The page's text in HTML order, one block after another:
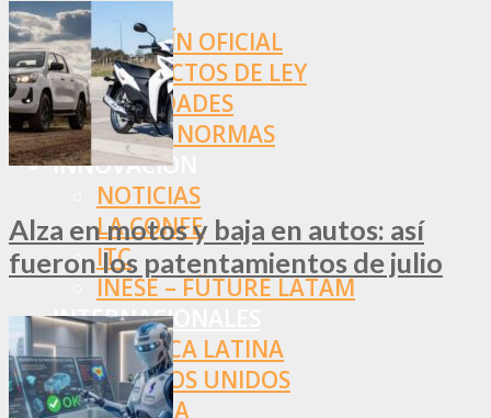
SRT
BOLETÍN OFICIAL
PROYECTOS DE LEY
SOCIEDADES
OTRAS NORMAS
INNOVACIÓN
NOTICIAS
LA CONFE
ITC
INESE – FÜTURE LATAM
INTERNACIONALES
AMÉRICA LATINA
ESTADOS UNIDOS
EUROPA
Alza en motos y baja en autos: así
fueron los patentamientos de julio